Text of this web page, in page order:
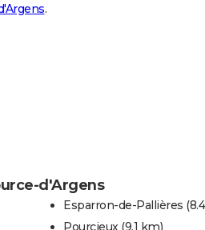
.
d'Argens
Esparron-de-Pallières
Pourcieux (9.1 km)